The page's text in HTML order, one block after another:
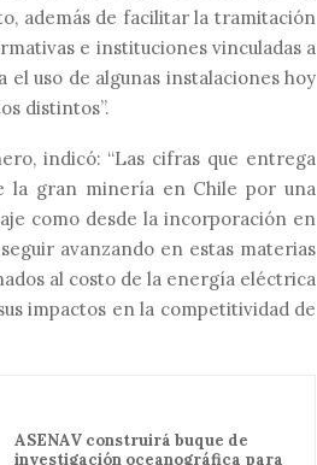
además de facilitar la tramitación
e instituciones vinculadas a
uso de algunas instalaciones hoy
distintos”.
, indicó: “Las cifras que entrega
la gran minería en Chile por una
como desde la incorporación en
avanzando en estas materias
al costo de la energía eléctrica
impactos en la competitividad de
ASENAV construirá buque de
investigación oceanográfica para